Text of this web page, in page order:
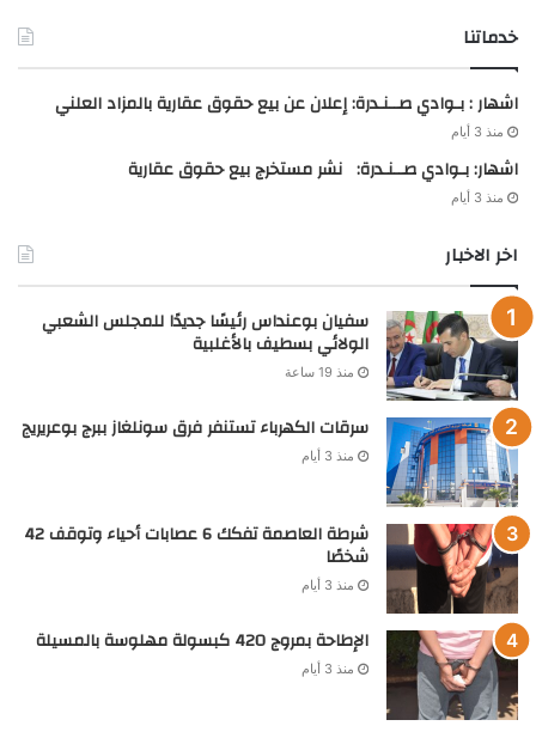
خدماتنا
اشهار : بـوادي صــنـدرة: إعلان عن بيع حقوق عقارية بالمزاد العلني
منذ 3 أيام
اشهار: بـوادي صــنـدرة: نشر مستخرج بيع حقوق عقارية
منذ 3 أيام
اخر الاخبار
سفيان بوعنداس رئيسًا جديدًا للمجلس الشعبي
الولائي بسطيف بالأغلبية
منذ 19 ساعة
سرقات الكهرباء تستنفر فرق سونلغاز ببرج بوعريريج
منذ 3 أيام
شرطة العاصمة تفكك 6 عصابات أحياء وتوقف 42
شخصًا
منذ 3 أيام
الإطاحة بمروج 420 كبسولة مهلوسة بالمسيلة
منذ 3 أيام